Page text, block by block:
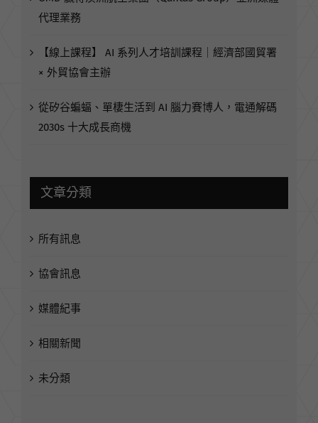
代理業務
【線上課程】 AI 系列人才培訓課程｜經濟部國貿署
× 外貿協會主辦
從矽谷蝙蝠、單棲生活到 AI 腦力賽博人，電通解碼
2030s 十大成長商機
文章分類
所有訊息
協會訊息
媒體紀事
相關新聞
未分類